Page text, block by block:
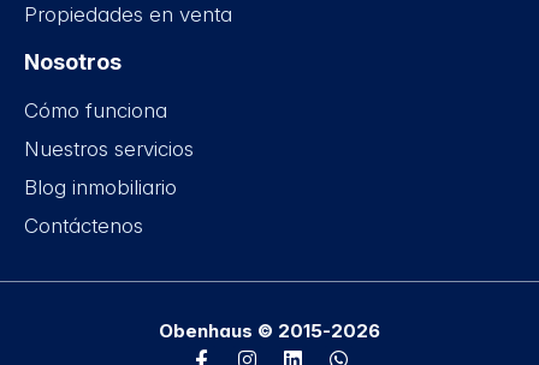
Propiedades en venta
Nosotros
Cómo funciona
Nuestros servicios
Blog inmobiliario
Contáctenos
Obenhaus © 2015-2026